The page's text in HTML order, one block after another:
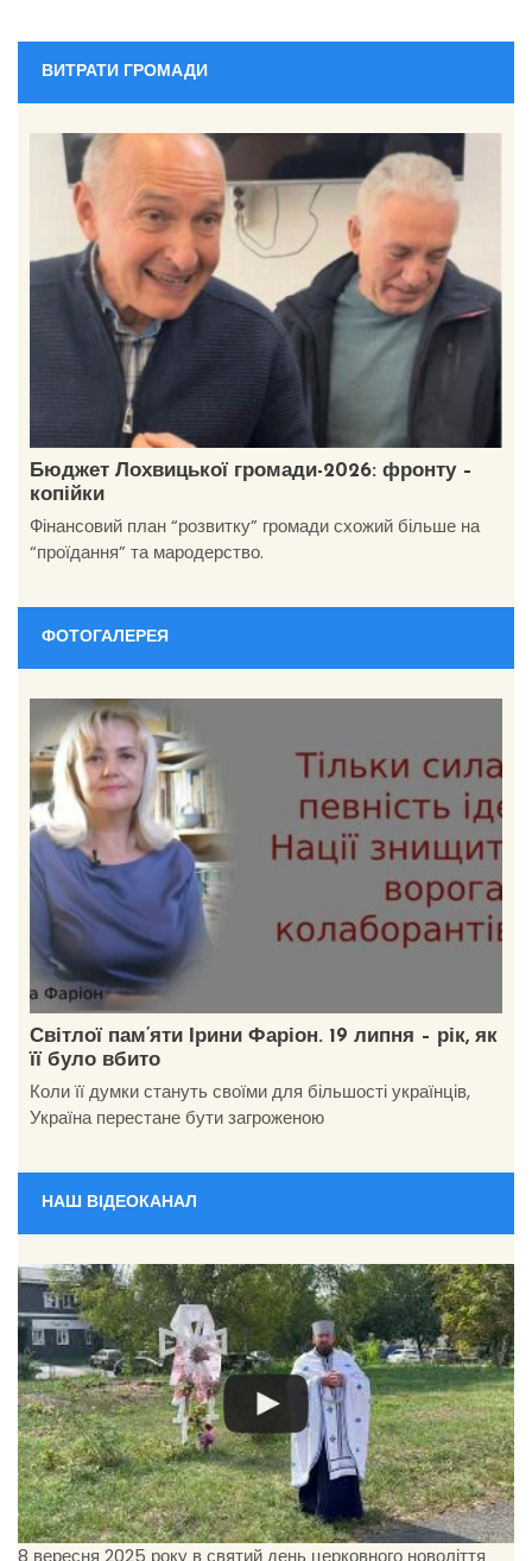
ВИТРАТИ ГРОМАДИ
Бюджет Лохвицької громади-2026: фронту –
копійки
Фінансовий план “розвитку” громади схожий більше на
“проїдання” та мародерство.
ФОТОГАЛЕРЕЯ
Світлої пам’яти Ірини Фаріон. 19 липня – рік, як
її було вбито
Коли її думки стануть своїми для більшості українців,
Україна перестане бути загроженою
НАШ ВІДЕОКАНАЛ